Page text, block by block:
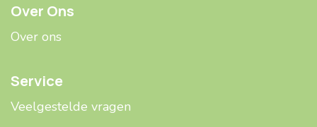
Over Ons
Over ons
Service
Veelgestelde ​​vragen